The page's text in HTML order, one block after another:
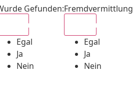
Gefunden:
Egal
Ja
Nein
Fremdvermittlung
Egal
Ja
Nein